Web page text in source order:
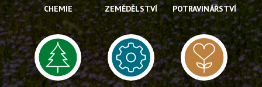
CHEMIE ZEMĚDĚLSTVÍ POTRAVINÁŘSTVÍ